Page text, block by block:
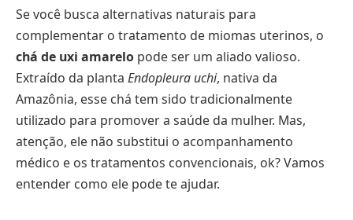
Se você busca alternativas naturais para
complementar o tratamento de miomas uterinos, o
chá de uxi amarelo pode ser um aliado valioso.
Extraído da planta Endopleura uchi, nativa da
Amazônia, esse chá tem sido tradicionalmente
utilizado para promover a saúde da mulher. Mas,
atenção, ele não substitui o acompanhamento
médico e os tratamentos convencionais, ok? Vamos
entender como ele pode te ajudar.